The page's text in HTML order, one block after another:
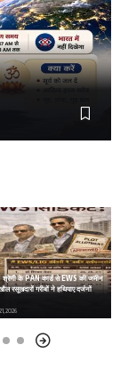
योजना में ‘सीरियल अलॉटी’, थोक
2026